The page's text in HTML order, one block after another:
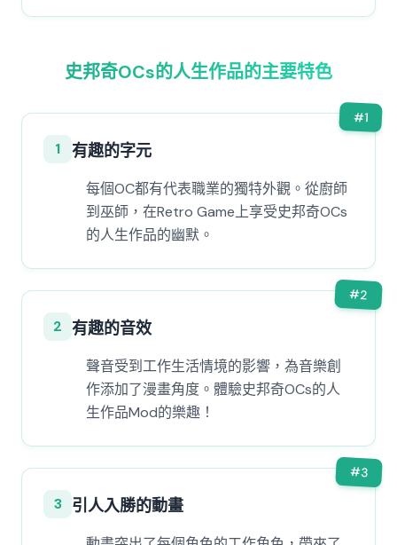
史邦奇OCs的人生作品的主要特色
#1
1 有趣的字元
每個OC都有代表職業的獨特外觀。從廚師
到巫師，在Retro Game上享受史邦奇OCs
的人生作品的幽默。
#2
2 有趣的音效
聲音受到工作生活情境的影響，為音樂創
作添加了漫畫角度。體驗史邦奇OCs的人
生作品Mod的樂趣！
#3
3 引人入勝的動畫